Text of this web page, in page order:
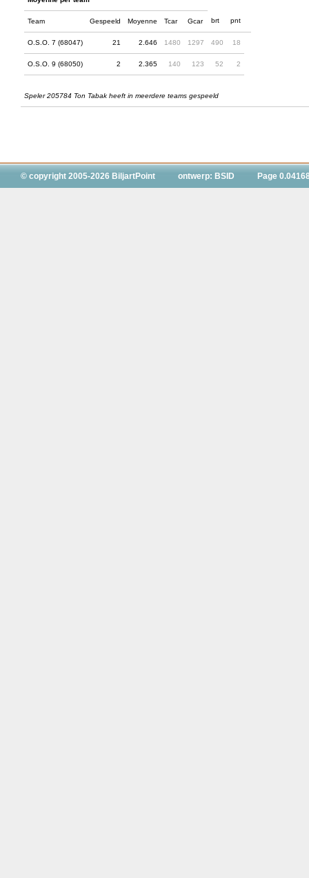
Team Gespeeld Moyenne Tcar Gcar brt pnt
O.S.O. 7 (68047) 21 2.646 1480 1297 490 18
O.S.O. 9 (68050) 2 2.365 140 123 52 2
Speler 205784 Ton Tabak heeft in meerdere teams gespeeld
© copyright 2005-2026 BiljartPoint ontwerp: BSID Page